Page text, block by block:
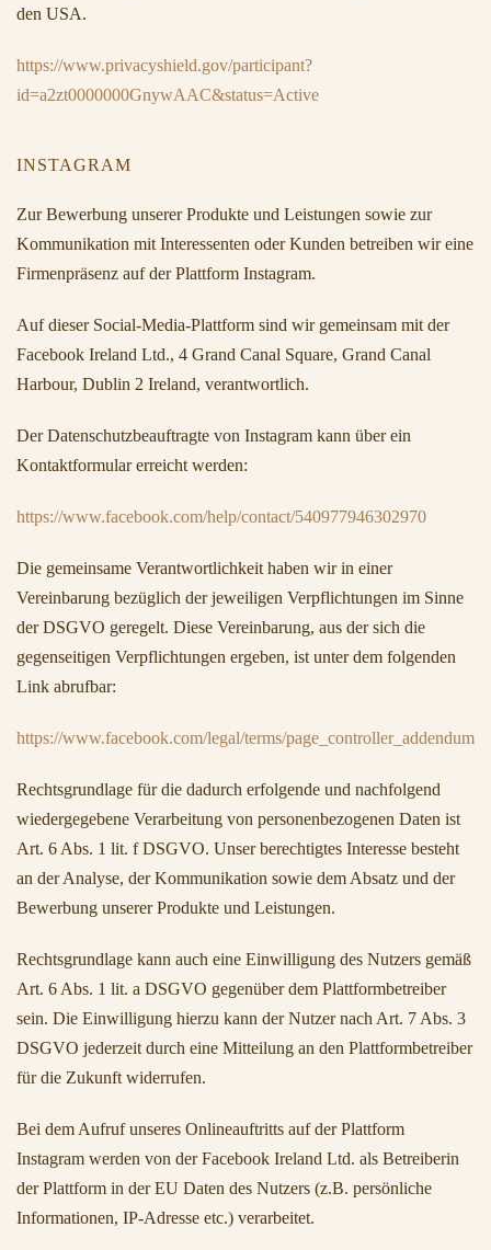
den USA.
https://www.privacyshield.gov/participant?
id=a2zt0000000GnywAAC&status=Active
INSTAGRAM
Zur Bewerbung unserer Produkte und Leistungen sowie zur
Kommunikation mit Interessenten oder Kunden betreiben wir eine
Firmenpräsenz auf der Plattform Instagram.
Auf dieser Social-Media-Plattform sind wir gemeinsam mit der
Facebook Ireland Ltd., 4 Grand Canal Square, Grand Canal
Harbour, Dublin 2 Ireland, verantwortlich.
Der Datenschutzbeauftragte von Instagram kann über ein
Kontaktformular erreicht werden:
https://www.facebook.com/help/contact/540977946302970
Die gemeinsame Verantwortlichkeit haben wir in einer
Vereinbarung bezüglich der jeweiligen Verpflichtungen im Sinne
der DSGVO geregelt. Diese Vereinbarung, aus der sich die
gegenseitigen Verpflichtungen ergeben, ist unter dem folgenden
Link abrufbar:
https://www.facebook.com/legal/terms/page_controller_addendum
Rechtsgrundlage für die dadurch erfolgende und nachfolgend
wiedergegebene Verarbeitung von personenbezogenen Daten ist
Art. 6 Abs. 1 lit. f DSGVO. Unser berechtigtes Interesse besteht
an der Analyse, der Kommunikation sowie dem Absatz und der
Bewerbung unserer Produkte und Leistungen.
Rechtsgrundlage kann auch eine Einwilligung des Nutzers gemäß
Art. 6 Abs. 1 lit. a DSGVO gegenüber dem Plattformbetreiber
sein. Die Einwilligung hierzu kann der Nutzer nach Art. 7 Abs. 3
DSGVO jederzeit durch eine Mitteilung an den Plattformbetreiber
für die Zukunft widerrufen.
Bei dem Aufruf unseres Onlineauftritts auf der Plattform
Instagram werden von der Facebook Ireland Ltd. als Betreiberin
der Plattform in der EU Daten des Nutzers (z.B. persönliche
Informationen, IP-Adresse etc.) verarbeitet.